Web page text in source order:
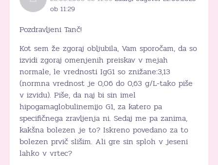
ob 11:29
Pozdravljeni Tanč!
Kot sem že zgoraj obljubila, Vam sporočam, da so
izvidi zgoraj omenjenih preiskav v mejah
normale, le vrednosti IgG1 so znižane:3,13
(normna vrednost je 0,06 do 0,63 g/L-tako piše
v izvidu). Piše, da naj bi sin imel
hipogamaglobulinemijo G1, za katero pa
specifičnega zravljenja ni. Sedaj me pa zanima,
kakšna bolezen je to? Iskreno povedano za to
bolezen prvič slišim. Ali gre sin sploh v jeseni
lahko v vrtec?